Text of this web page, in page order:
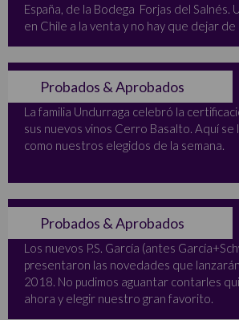
España, de la Bodega Forjas del Salnés.
en Chile a la venta y no hay que dejar de
Probados & Aprobados
UN DUO BIODINÁMICO
La familia Undurraga celebró la
sus nuevos vinos Cerro Basalto. Aquí se
como nuestros elegidos de la semana.
Probados & Aprobados
ELEGIDO DE LA SEMANA
Los nuevos P.S. García (antes
presentaron las novedades que
2018. No pudimos aguantar contarles
ahora y elegir nuestro gran favorito.